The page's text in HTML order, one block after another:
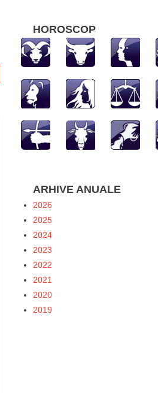
HOROSCOP
ARHIVE ANUALE
2026
2025
2024
2023
2022
2021
2020
2019